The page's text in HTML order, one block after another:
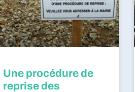
Une procédure de
reprise des